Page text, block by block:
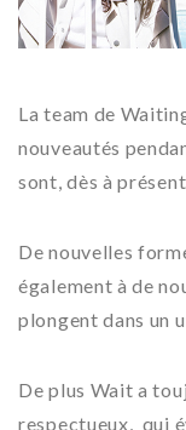
La team de
nouveautés
sont, dès à
De nouvelles
également à de
plongent dans un
De plus Wait a
respectueux, qui